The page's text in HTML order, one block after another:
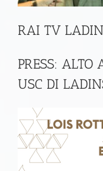
RAI TV
PRESS: ALTO
USC DI